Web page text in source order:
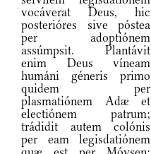
vocáverat Deus, hic
posterióres sive póstea
per adoptiónem
assúmpsit. Plantávit
enim Deus víneam
humáni géneris primo
quidem per
plasmatiónem Adæ et
electiónem patrum;
trádidit autem colónis
per eam legisdatiónem